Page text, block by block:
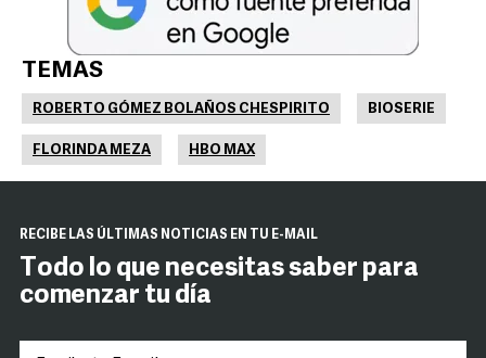
TEMAS
ROBERTO GÓMEZ BOLAÑOS CHESPIRITO BIOSERIE
FLORINDA MEZA HBO MAX
RECIBE LAS ÚLTIMAS NOTICIAS EN TU E-MAIL
Todo lo que necesitas saber para
comenzar tu día